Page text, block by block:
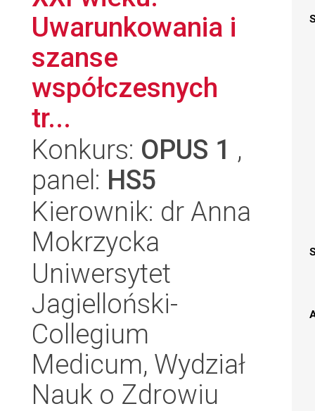
Uwarunkowania i
szanse
współczesnych
tr...
Konkurs: OPUS 1 ,
panel: HS5
Kierownik: dr Anna
Mokrzycka
Uniwersytet
Jagielloński-
Collegium
Medicum, Wydział
Nauk o Zdrowiu